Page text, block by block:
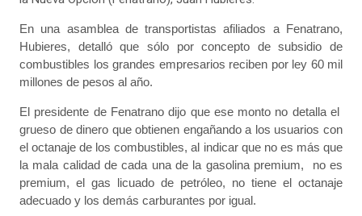
En una asamblea de transportistas afiliados a Fenatrano,
Hubieres, detalló que sólo por concepto de subsidio de
combustibles los grandes empresarios reciben por ley 60 mil
millones de pesos al año.
El presidente de Fenatrano dijo que ese monto no detalla el
grueso de dinero que obtienen engañando a los usuarios con
el octanaje de los combustibles, al indicar que no es más que
la mala calidad de cada una de la gasolina premium, no es
premium, el gas licuado de petróleo, no tiene el octanaje
adecuado y los demás carburantes por igual.